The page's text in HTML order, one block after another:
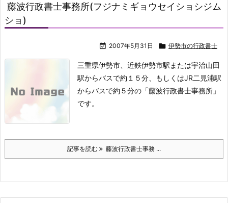
藤波行政書士事務所(フジナミギョウセイショシジム
ショ)
 2007年5月31日  伊勢市の行政書士
三重県伊勢市、近鉄伊勢市駅または宇治山田
駅からバスで約１５分、もしくはJR二見浦駅
からバスで約５分の「藤波行政書士事務所」
です。
記事を読む 藤波行政書士事務 ...